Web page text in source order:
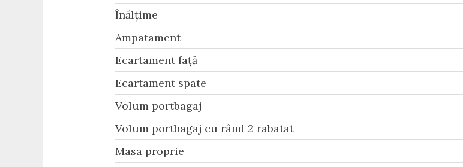
Înălțime
Ampatament
Ecartament față
Ecartament spate
Volum portbagaj
Volum portbagaj cu rând 2 rabatat
Masa proprie